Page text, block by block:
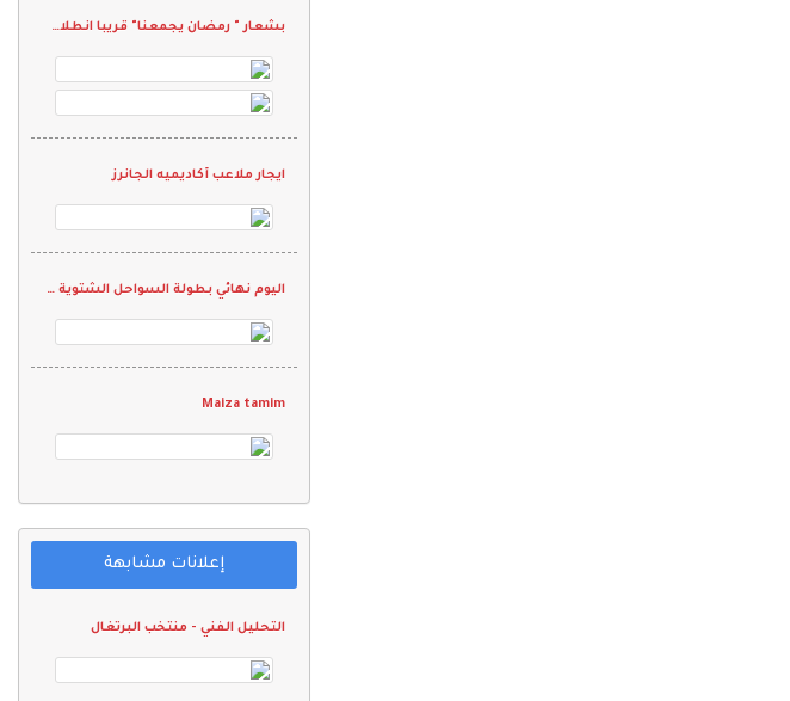
بشعار " رمضان يجمعنا" قريبا انطلاق بطولة فرق الجاليات الرمضانيه الثانيه 2022
ايجار ملاعب أكاديميه الجانرز
اليوم نهائي بطولة السواحل الشتوية الودية
Maiza tamim
إعلانات مشابهة
التحليل الفني - منتخب البرتغال